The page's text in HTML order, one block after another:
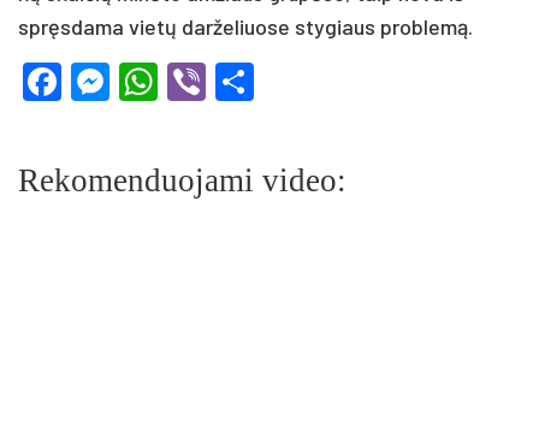
spręs­da­ma vie­tų dar­že­liuo­se sty­giaus pro­ble­mą.
Facebook
Messenger
WhatsApp
Viber
Rekomenduojami video: